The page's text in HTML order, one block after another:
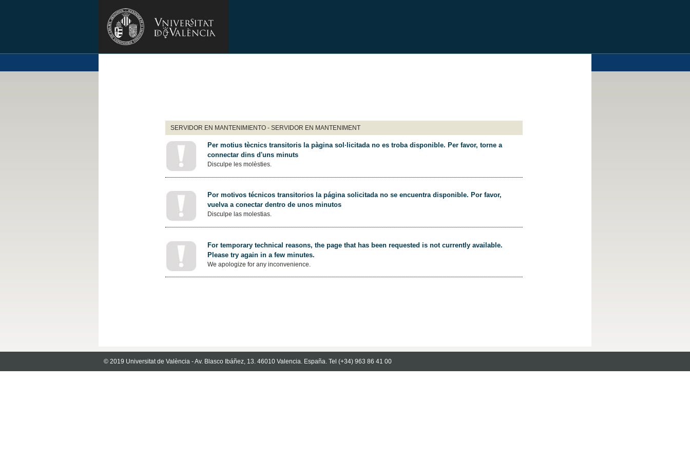
SERVIDOR EN MANTENIMIENTO - SERVIDOR EN MANTENIMENT
Per motius tècnics transitoris la pàgina sol·licitada no es troba disponible. Per favor, torne a
connectar dins d'uns minuts
Disculpe les molèsties.
Por motivos técnicos transitorios la página solicitada no se encuentra disponible. Por favor,
vuelva a conectar dentro de unos minutos
Disculpe las molestias.
For temporary technical reasons, the page that has been requested is not currently available.
Please try again in a few minutes.
We apologize for any inconvenience.
© 2019 Universitat de València - Av. Blasco Ibáñez, 13. 46010 Valencia. España. Tel (+34) 963 86 41 00